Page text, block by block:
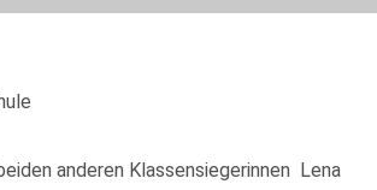
anderen Klassensiegerinnen Lena